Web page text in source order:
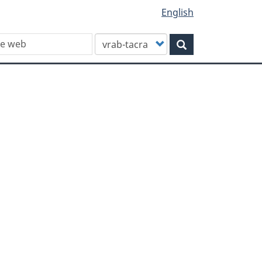
English
Customize
your
search